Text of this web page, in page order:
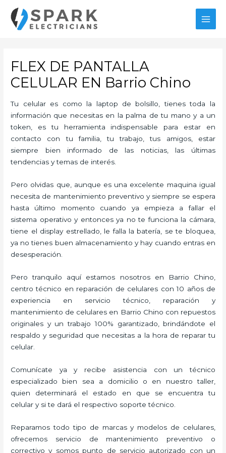
contenido
FLEX DE PANTALLA
CELULAR EN Barrio Chino
Tu celular es como la laptop de bolsillo, tienes toda la
información que necesitas en la palma de tu mano y a un
token, es tu herramienta indispensable para estar en
contacto con tu familia, tu trabajo, tus amigos, estar
siempre bien informado de las noticias, las últimas
tendencias y temas de interés.
Pero olvidas que, aunque es una excelente maquina igual
necesita de mantenimiento preventivo y siempre se espera
hasta último momento cuando ya empieza a fallar el
sistema operativo y entonces ya no te funciona la cámara,
tiene el display estrellado, le falla la batería, se te bloquea,
ya no tienes buen almacenamiento y hay cuando entras en
desesperación.
Pero tranquilo aquí estamos nosotros en Barrio Chino,
centro técnico en reparación de celulares con 10 años de
experiencia en servicio técnico, reparación y
mantenimiento de celulares en Barrio Chino con repuestos
originales y un trabajo 100% garantizado, brindándote el
respaldo y seguridad que necesitas a la hora de reparar tu
celular.
Comunícate ya y recibe asistencia con un técnico
especializado bien sea a domicilio o en nuestro taller,
quien determinará el estado en que se encuentra tu
celular y si te dará el respectivo soporte técnico.
Reparamos todo tipo de marcas y modelos de celulares,
ofrecemos servicio de mantenimiento preventivo o
correctivo y somos punto de servicio autorizado con un